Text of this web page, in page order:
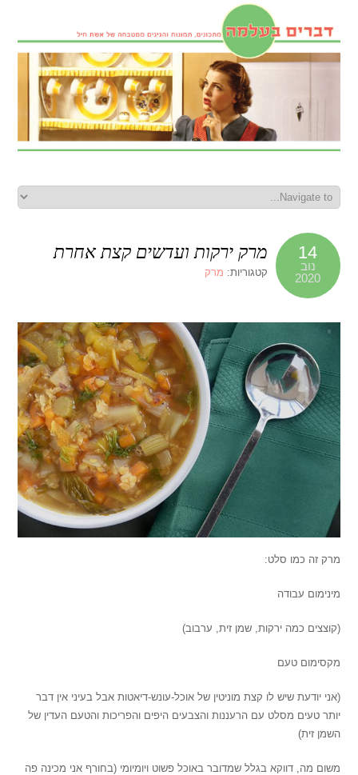
14
נוב
2020
מרק ירקות ועדשים קצת אחרת
קטגוריות: מרק
מרק זה כמו סלט:
מינימום עבודה
(קוצצים כמה ירקות, שמן זית, ערבוב)
מקסימום טעם
(אני יודעת שיש לו קצת מוניטין של אוכל-עונש-דיאטות אבל בעיני אין דבר
יותר טעים מסלט עם הרעננות והצבעים היפים והפריכות והטעם העדין של
השמן זית)
משום מה, דווקא בגלל שמדובר באוכל פשוט ויומיומי (בחורף אני מכינה פה